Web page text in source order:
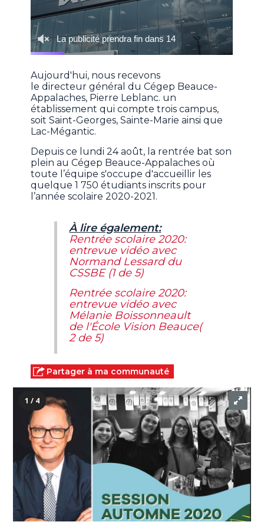
Aujourd'hui, nous recevons
le directeur général du Cégep Beauce-
Appalaches, Pierre Leblanc. un
établissement qui compte trois campus,
soit Saint-Georges, Sainte-Marie ainsi que
Lac-Mégantic.
Depuis ce lundi 24 août, la rentrée bat son
plein au Cégep Beauce-Appalaches où
toute l’équipe s'occupe d'accueillir les
quelque 1 750 étudiants inscrits pour
l’année scolaire 2020-2021.
À lire également:
Rentrée scolaire 2020:
entrevue vidéo avec
Normand Lessard du
CSSBE (1 de 5)
Rentrée scolaire 2020:
entrevue vidéo avec
Mélanie Boissonneault
de l'École Vision Beauce(
2 de 5)
Partager à ma communauté
1 / 4